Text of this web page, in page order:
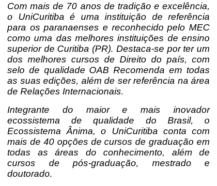
Com mais de 70 anos de tradição e excelência,
o UniCuritiba é uma instituição de referência
para os paranaenses e reconhecido pelo MEC
como uma das melhores instituições de ensino
superior de Curitiba (PR). Destaca-se por ter um
dos melhores cursos de Direito do país, com
selo de qualidade OAB Recomenda em todas
as suas edições, além de ser referência na área
de Relações Internacionais.
Integrante do maior e mais inovador
ecossistema de qualidade do Brasil, o
Ecossistema Ânima, o UniCuritiba conta com
mais de 40 opções de cursos de graduação em
todas as áreas do conhecimento, além de
cursos de pós-graduação, mestrado e
doutorado.